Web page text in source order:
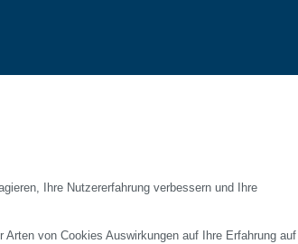
Ihre Nutzererfahrung verbessern und Ihre
von Cookies Auswirkungen auf Ihre Erfahrung auf